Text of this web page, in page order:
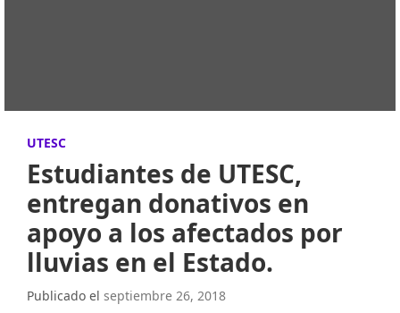
UTESC
Estudiantes de UTESC,
entregan donativos en
apoyo a los afectados por
lluvias en el Estado.
Publicado el septiembre 26, 2018